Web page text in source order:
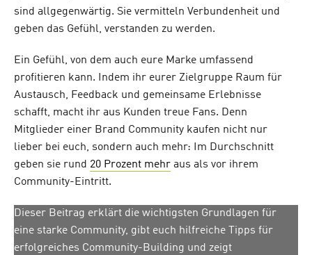
sind allgegenwärtig. Sie vermitteln Verbundenheit und
geben das Gefühl, verstanden zu werden.
Ein Gefühl, von dem auch eure Marke umfassend
profitieren kann. Indem ihr eurer Zielgruppe Raum für
Austausch, Feedback und gemeinsame Erlebnisse
schafft, macht ihr aus Kunden treue Fans. Denn
Mitglieder einer Brand Community kaufen nicht nur
lieber bei euch, sondern auch mehr: Im Durchschnitt
geben sie rund 20 Prozent mehr aus als vor ihrem
Community-Eintritt.
Dieser Beitrag erklärt die wichtigsten Grundlagen für
eine starke Community, gibt euch hilfreiche Tipps für
erfolgreiches Community-Building und zeigt